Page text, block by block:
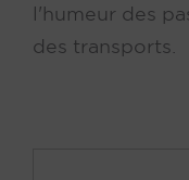
l'humeur des
des transports.